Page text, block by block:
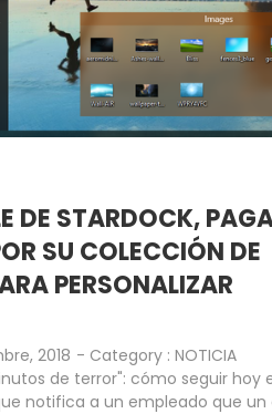
DE STARDOCK,
SU COLECCIÓN DE
PERSONALIZAR
2018 - Category : NOTICIA
de terror": cómo seguir hoy
notifica a un empleado que